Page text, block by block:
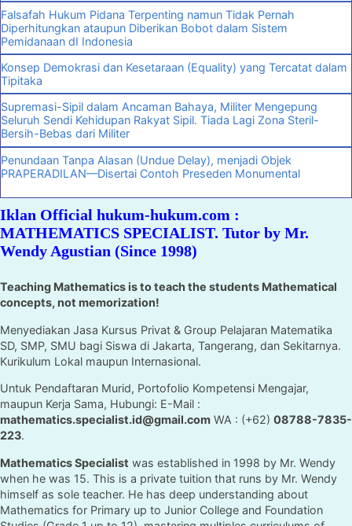
Falsafah Hukum Pidana Terpenting namun Tidak Pernah
Diperhitungkan ataupun Diberikan Bobot dalam Sistem
Pemidanaan dI Indonesia
Konsep Demokrasi dan Kesetaraan (Equality) yang Tercatat dalam
Tipitaka
Supremasi-Sipil dalam Ancaman Bahaya, Militer Mengepung
Seluruh Sendi Kehidupan Rakyat Sipil. Tiada Lagi Zona Steril-
Bersih-Bebas dari Militer
Penundaan Tanpa Alasan (Undue Delay), menjadi Objek
PRAPERADILAN—Disertai Contoh Preseden Monumental
Iklan Official hukum-hukum.com :
MATHEMATICS SPECIALIST. Tutor by Mr.
Wendy Agustian (Since 1998)
Teaching Mathematics is to teach the students Mathematical
concepts, not memorization!
Menyediakan Jasa Kursus Privat & Group Pelajaran Matematika
SD, SMP, SMU bagi Siswa di Jakarta, Tangerang, dan Sekitarnya.
Kurikulum Lokal maupun Internasional.
Untuk Pendaftaran Murid, Portofolio Kompetensi Mengajar,
maupun Kerja Sama, Hubungi: E-Mail :
mathematics.specialist.id@gmail.com WA : (+62) 08788-7835-
223.
Mathematics Specialist was established in 1998 by Mr. Wendy
when he was 15. This is a private tuition that runs by Mr. Wendy
himself as sole teacher. He has deep understanding about
Mathematics for Primary up to Junior College and Foundation